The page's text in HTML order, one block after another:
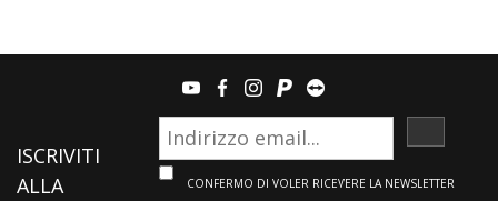
youtubefacebook
instagram
paypalteamviewer
ISCRIVITI
ALLA
CONFERMO DI VOLER RICEVERE LA NEWSLETTER